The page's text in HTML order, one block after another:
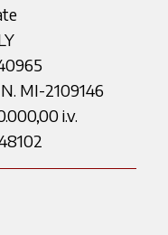
MI-2109146
i.v.